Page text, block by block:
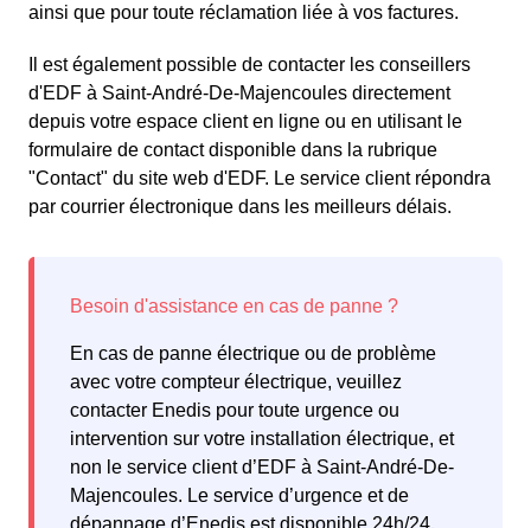
ainsi que pour toute réclamation liée à vos factures.
Il est également possible de contacter les conseillers
d'EDF à Saint-André-De-Majencoules directement
depuis votre espace client en ligne ou en utilisant le
formulaire de contact disponible dans la rubrique
"Contact" du site web d'EDF. Le service client répondra
par courrier électronique dans les meilleurs délais.
En cas de panne électrique ou de problème
avec votre compteur électrique, veuillez
contacter Enedis pour toute urgence ou
intervention sur votre installation électrique, et
non le service client d’EDF à Saint-André-De-
Majencoules. Le service d’urgence et de